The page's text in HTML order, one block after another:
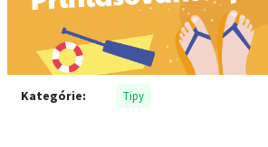
Kategórie: Tipy